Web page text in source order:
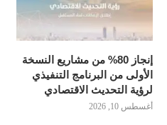
إنجاز 80% من مشاريع النسخة
الأولى من البرنامج التنفيذي
لرؤية التحديث الاقتصادي
أغسطس 10, 2026